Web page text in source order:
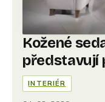
Kožené
představují
INTERIÉR